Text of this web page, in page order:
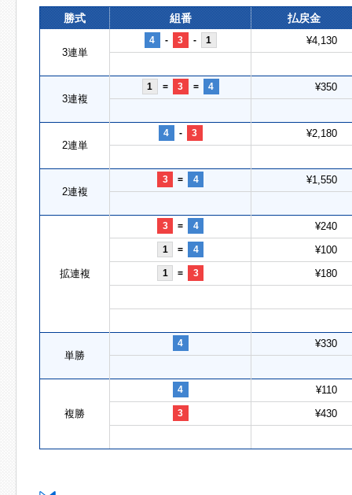
勝式 組番 払戻金
3連単
4 - 3 - 1 ¥4,130
3連複
1 = 3 = 4 ¥350
2連単
4 - 3 ¥2,180
2連複
3 = 4 ¥1,550
拡連複
3 = 4 ¥240
1 = 4 ¥100
1 = 3 ¥180
単勝
4 ¥330
複勝
4 ¥110
3 ¥430